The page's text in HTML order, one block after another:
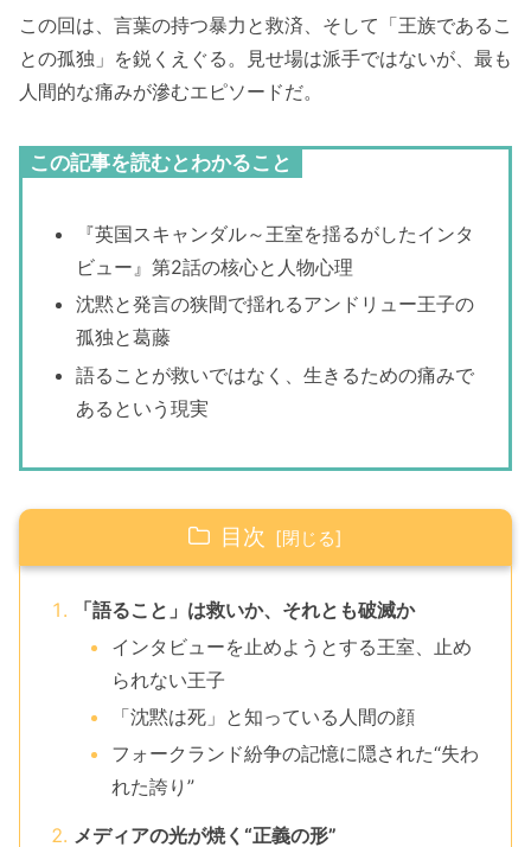
この回は、言葉の持つ暴力と救済、そして「王族であるこ
との孤独」を鋭くえぐる。見せ場は派手ではないが、最も
人間的な痛みが滲むエピソードだ。
この記事を読むとわかること
『英国スキャンダル～王室を揺るがしたインタ
ビュー』第2話の核心と人物心理
沈黙と発言の狭間で揺れるアンドリュー王子の
孤独と葛藤
語ることが救いではなく、生きるための痛みで
あるという現実
目次
「語ること」は救いか、それとも破滅か
インタビューを止めようとする王室、止め
られない王子
「沈黙は死」と知っている人間の顔
フォークランド紛争の記憶に隠された“失わ
れた誇り”
メディアの光が焼く“正義の形”